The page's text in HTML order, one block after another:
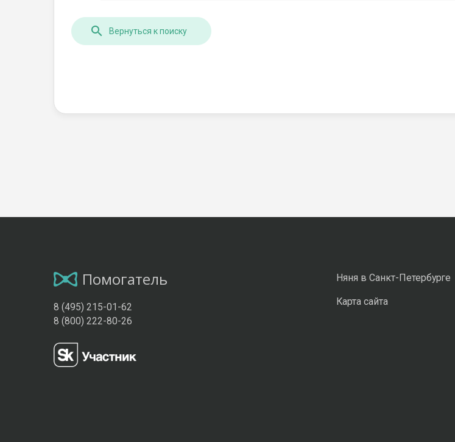
Вернуться к поиску
Помогатель
8 (495) 215-01-62
8 (800) 222-80-26
Няня в Санкт-Петербурге
Карта сайта